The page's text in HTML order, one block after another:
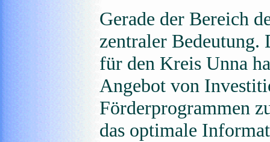
Gerade der Bereich
zentraler Bedeutung.
für den Kreis Unna
Angebot von
Förderprogrammen
das optimale